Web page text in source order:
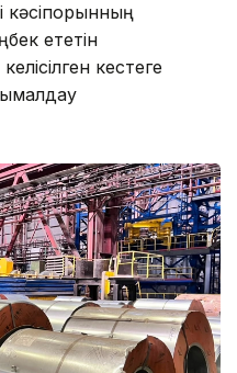
кәсіпорынның
ететін
кестеге